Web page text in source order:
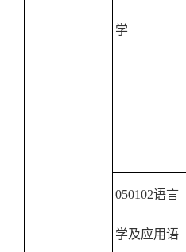
学
050102语言
学及应用语